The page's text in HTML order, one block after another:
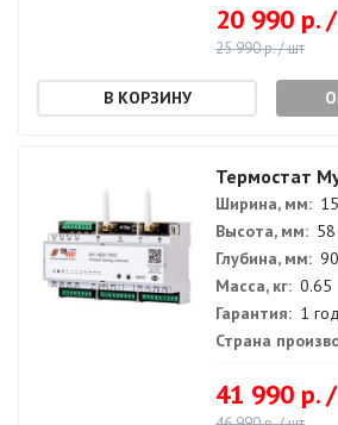
20 990 р.
25 990 р. / шт
Термостат
Ширина, мм:
Высота, мм: 58
Глубина, мм: 90
Масса, кг: 0.65
Гарантия: 1 год
Страна
41 990 р.